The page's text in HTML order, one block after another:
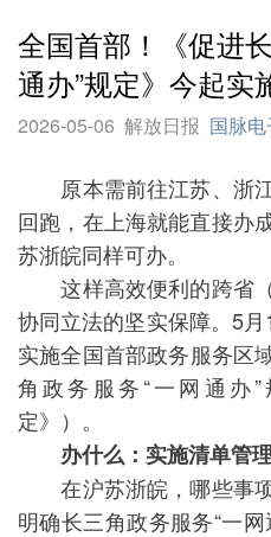
全国首部！《促进
通办”规定》今起实
2026-05-06 解放日报 国脉
原本需前往江苏、浙
回跑，在上海就能直接办
苏浙皖同样可办。
这样高效便利的跨省
协同立法的坚实保障。5
实施全国首部政务服务
角政务服务“一网通办
定》）。
办什么：实施清单管理
在沪苏浙皖，哪些事项
明确长三角政务服务“一网